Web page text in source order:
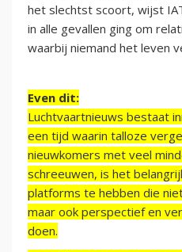
het slechtst scoort, wijst
in alle gevallen ging om
waarbij niemand het leven
Even dit:
Luchtvaartnieuws bestaat
een tijd waarin talloze
nieuwkomers met veel
schreeuwen, is het
platforms te hebben die
maar ook perspectief en
doen.